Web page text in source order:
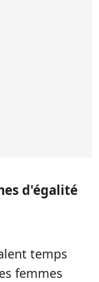
d'égalité
temps
femmes